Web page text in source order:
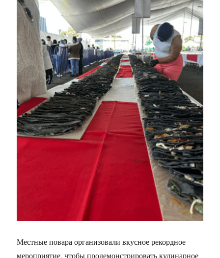
Местные повара организовали вкусное рекордное
мероприятие, чтобы продемонстрировать кулинарное